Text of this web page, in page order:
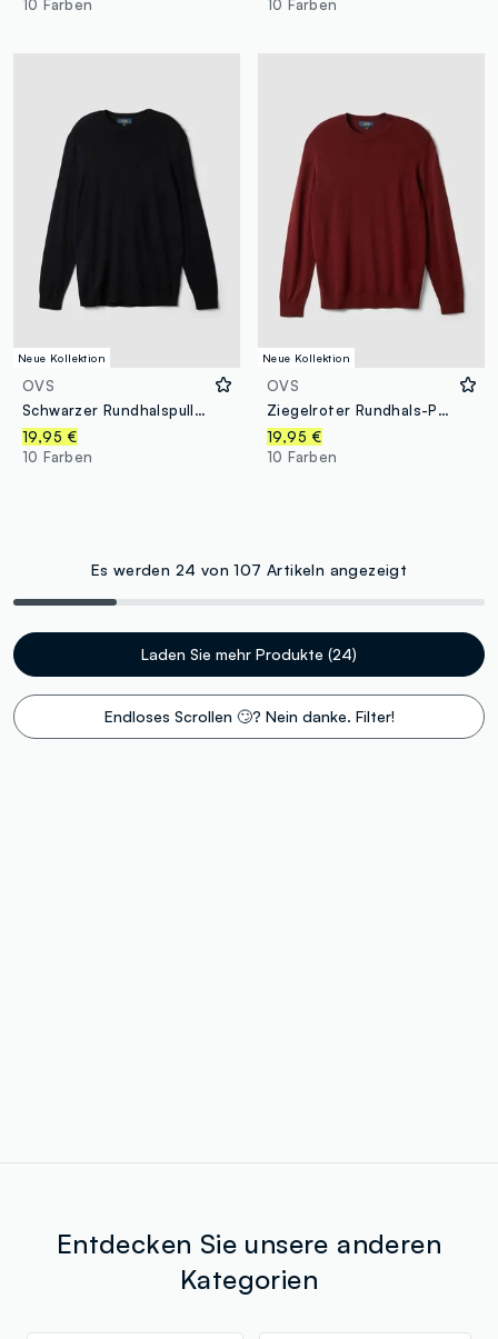
10 Farben 10 Farben
Neue Kollektion
OVS
Schwarzer Rundhalspullover aus Viskosemix, Regular Fit
19,95 €
10 Farben
Neue Kollektion
OVS
Ziegelroter Rundhals-Pullover aus Viskosemix, Regular Fit
19,95 €
10 Farben
Es werden 24 von 107 Artikeln angezeigt
Laden Sie mehr Produkte (24)
Endloses Scrollen 🙄? Nein danke. Filter!
Entdecken Sie unsere anderen
Kategorien